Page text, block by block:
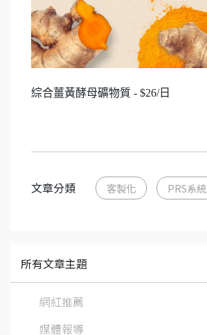
綜合薑黃酵母礦物質 - $26/日
文章分類 客製化 PRS系統
所有文章主題
網紅推薦
媒體報導